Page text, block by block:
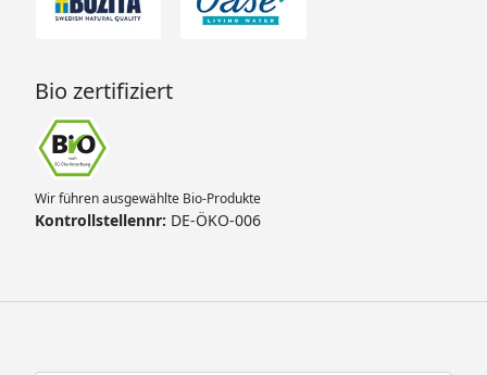
Bio zertifiziert
Wir führen ausgewählte Bio-Produkte
Kontrollstellennr: DE-ÖKO-006